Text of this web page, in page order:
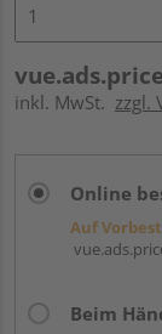
inkl. MwSt. zzgl.
Online
Auf
Beim